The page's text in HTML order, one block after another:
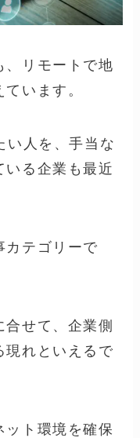
、リモートで地
います。
い人を、手当な
いる企業も最近
カテゴリーで
合せて、企業側
現れといえるで
ット環境を確保